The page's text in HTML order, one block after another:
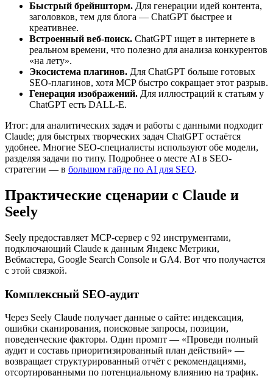
Быстрый брейншторм. Для генерации идей контента,
заголовков, тем для блога — ChatGPT быстрее и
креативнее.
Встроенный веб-поиск. ChatGPT ищет в интернете в
реальном времени, что полезно для анализа конкурентов
«на лету».
Экосистема плагинов. Для ChatGPT больше готовых
SEO-плагинов, хотя MCP быстро сокращает этот разрыв.
Генерация изображений. Для иллюстраций к статьям у
ChatGPT есть DALL-E.
Итог: для аналитических задач и работы с данными подходит
Claude; для быстрых творческих задач ChatGPT остаётся
удобнее. Многие SEO-специалисты используют обе модели,
разделяя задачи по типу. Подробнее о месте AI в SEO-
стратегии — в большом гайде по AI для SEO.
Практические сценарии с Claude и
Seely
Seely предоставляет MCP-сервер с 92 инструментами,
подключающий Claude к данным Яндекс Метрики,
Вебмастера, Google Search Console и GA4. Вот что получается
с этой связкой.
Комплексный SEO-аудит
Через Seely Claude получает данные о сайте: индексация,
ошибки сканирования, поисковые запросы, позиции,
поведенческие факторы. Один промпт — «Проведи полный
аудит и составь приоритизированный план действий» —
возвращает структурированный отчёт с рекомендациями,
отсортированными по потенциальному влиянию на трафик.